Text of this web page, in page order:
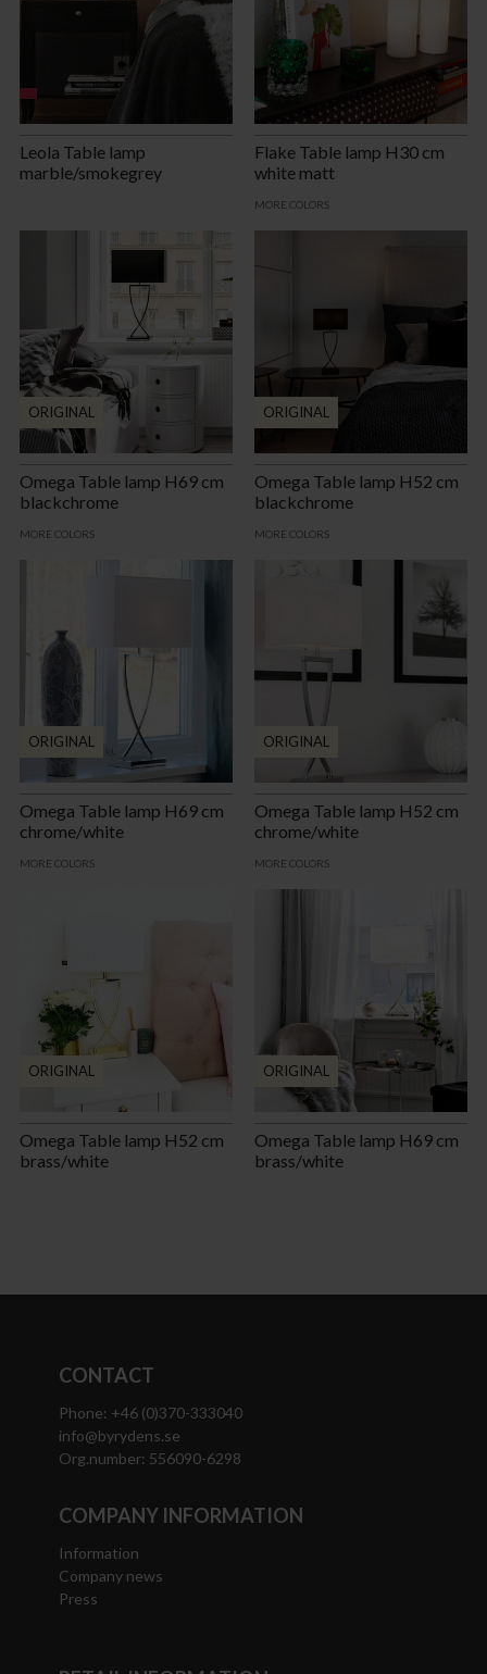
Leola Table lamp
marble/smokegrey
Flake Table lamp H30 cm
white matt
MORE COLORS
ORIGINAL
Omega Table lamp H69 cm
blackchrome
MORE COLORS
ORIGINAL
Omega Table lamp H52 cm
blackchrome
MORE COLORS
ORIGINAL
Omega Table lamp H69 cm
chrome/white
MORE COLORS
ORIGINAL
Omega Table lamp H52 cm
chrome/white
MORE COLORS
ORIGINAL
Omega Table lamp H52 cm
brass/white
ORIGINAL
Omega Table lamp H69 cm
brass/white
CONTACT
Phone: +46 (0)370-333040
info@byrydens.se
Org.number: 556090-6298
COMPANY INFORMATION
Information
Company news
Press